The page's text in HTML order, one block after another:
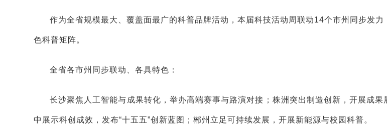
作为全省规模最大、覆盖面最广的科普品牌活动，本届科技活动周联动14个市州同步发
色科普矩阵。
全省各市州同步联动、各具特色：
长沙聚焦人工智能与成果转化，举办高端赛事与路演对接；株洲突出制造创新，开展成果
中展示科创成效，发布“十五五”创新蓝图；郴州立足可持续发展，开展新能源与校园科普。